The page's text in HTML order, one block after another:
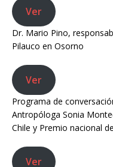
Ver
Dr. Mario Pino,
Pilauco en Osorno
Ver
Programa de
Antropóloga Sonia
Chile y Premio nacional
Ver